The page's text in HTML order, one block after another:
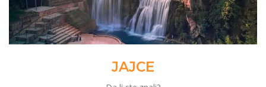
JAJCE